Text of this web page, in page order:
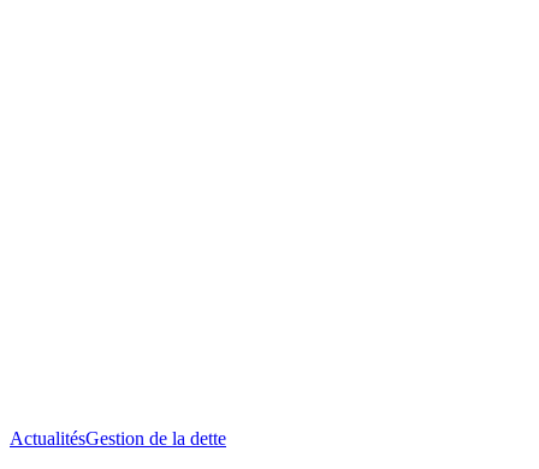
ActualitésGestion de la detteDécryptage